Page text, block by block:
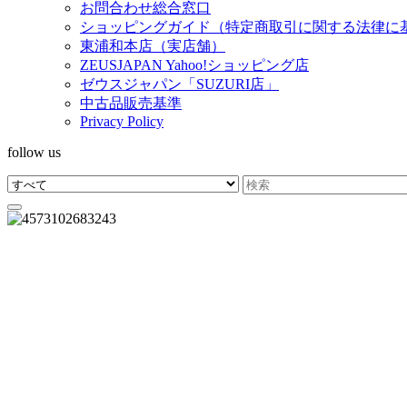
お問合わせ総合窓口
ショッピングガイド（特定商取引に関する法律に
東浦和本店（実店舗）
ZEUSJAPAN Yahoo!ショッピング店
ゼウスジャパン「SUZURI店」
中古品販売基準
Privacy Policy
follow us